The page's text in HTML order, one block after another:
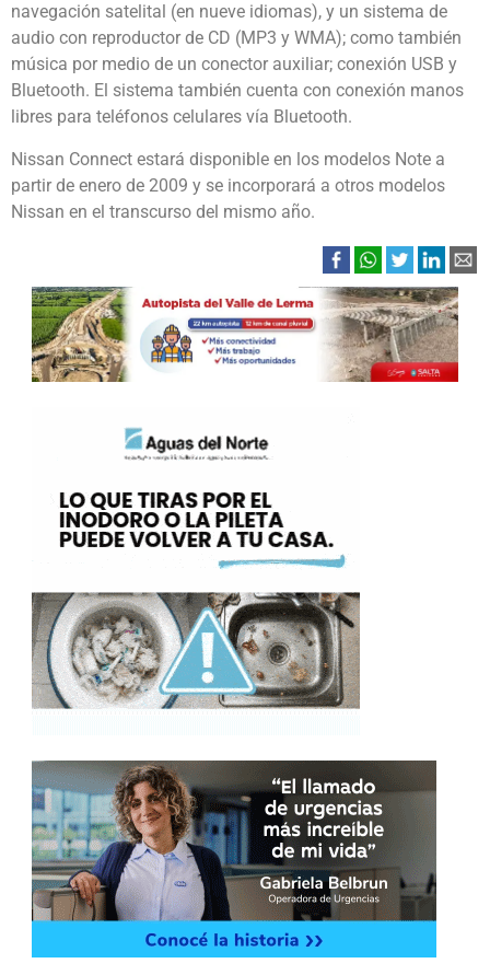
navegación satelital (en nueve idiomas), y un sistema de
audio con reproductor de CD (MP3 y WMA); como también
música por medio de un conector auxiliar; conexión USB y
Bluetooth. El sistema también cuenta con conexión manos
libres para teléfonos celulares vía Bluetooth.
Nissan Connect estará disponible en los modelos Note a
partir de enero de 2009 y se incorporará a otros modelos
Nissan en el transcurso del mismo año.